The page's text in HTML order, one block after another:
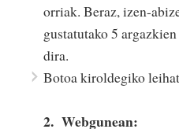
orriak. Beraz, izen-
gustatutako 5
dira.
Botoa kiroldegiko
2. Webgunean: